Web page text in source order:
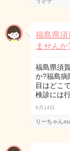
福島県須
ません
福島県須
か?福島病
目はどこ
検診には
6月14日
りーちゃん